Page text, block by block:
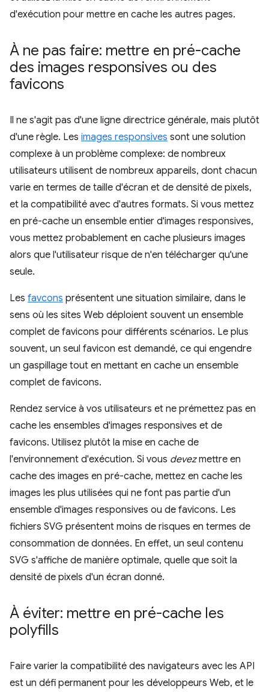
d'exécution pour mettre en cache les autres pages.
À ne pas faire: mettre en pré-cache
des images responsives ou des
favicons
Il ne s'agit pas d'une ligne directrice générale, mais plutôt
d'une règle. Les images responsives sont une solution
complexe à un problème complexe: de nombreux
utilisateurs utilisent de nombreux appareils, dont chacun
varie en termes de taille d'écran et de densité de pixels,
et la compatibilité avec d'autres formats. Si vous mettez
en pré-cache un ensemble entier d'images responsives,
vous mettez probablement en cache plusieurs images
alors que l'utilisateur risque de n'en télécharger qu'une
seule.
Les favcons présentent une situation similaire, dans le
sens où les sites Web déploient souvent un ensemble
complet de favicons pour différents scénarios. Le plus
souvent, un seul favicon est demandé, ce qui engendre
un gaspillage tout en mettant en cache un ensemble
complet de favicons.
Rendez service à vos utilisateurs et ne prémettez pas en
cache les ensembles d'images responsives et de
favicons. Utilisez plutôt la mise en cache de
l'environnement d'exécution. Si vous devezmettre en
cache des images en pré-cache, mettez en cache les
images les plus utilisées qui ne font pas partie d'un
ensemble d'images responsives ou de favicons. Les
fichiers SVG présentent moins de risques en termes de
consommation de données. En effet, un seul contenu
SVG s'affiche de manière optimale, quelle que soit la
densité de pixels d'un écran donné.
À éviter: mettre en pré-cache les
polyfills
Faire varier la compatibilité des navigateurs avec les API
est un défi permanent pour les développeurs Web, et le